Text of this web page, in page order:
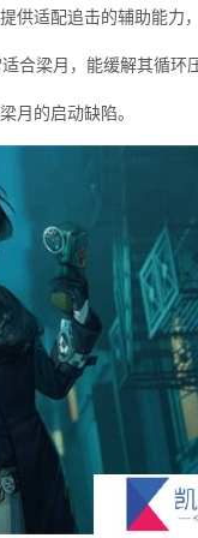
供适配追击的辅助能力
合梁月，能缓解其循环
月的启动缺陷。